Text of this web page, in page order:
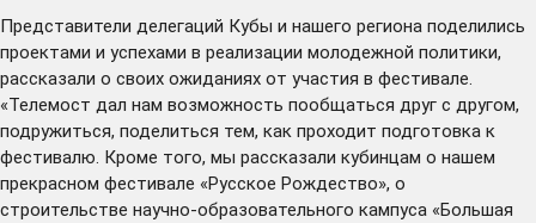
Представители делегаций Кубы и нашего региона поделились
проектами и успехами в реализации молодежной политики,
рассказали о своих ожиданиях от участия в фестивале.
«Телемост дал нам возможность пообщаться друг с другом,
подружиться, поделиться тем, как проходит подготовка к
фестивалю. Кроме того, мы рассказали кубинцам о нашем
прекрасном фестивале «Русское Рождество», о
строительстве научно-образовательного кампуса «Большая